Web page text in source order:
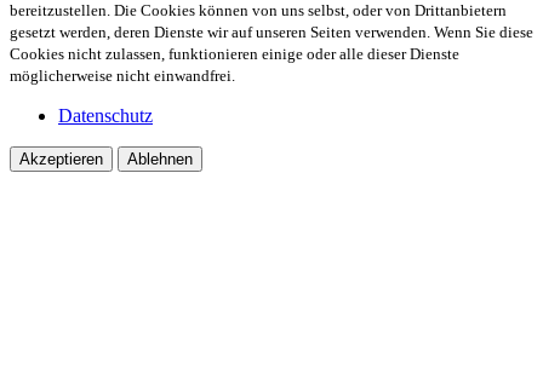
bereitzustellen. Die Cookies können von uns selbst, oder von Drittanbietern
gesetzt werden, deren Dienste wir auf unseren Seiten verwenden. Wenn Sie diese
Cookies nicht zulassen, funktionieren einige oder alle dieser Dienste
möglicherweise nicht einwandfrei.
Datenschutz
Akzeptieren Ablehnen